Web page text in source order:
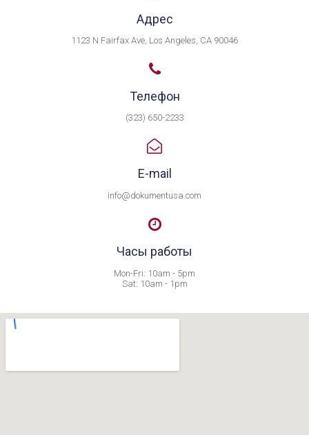
Адрес
1123 N Fairfax Ave, Los Angeles, CA 90046

Телефон
(323) 650-2233

E-mail
info@dokumentusa.com

Часы работы
Mon-Fri: 10am - 5pm
Sat: 10am - 1pm